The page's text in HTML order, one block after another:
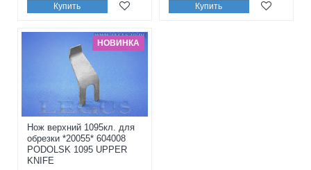
Купить Купить
НОВИНКА
Нож верхний 1095кл. для
обрезки *20055* 604008
PODOLSK 1095 UPPER
KNIFE